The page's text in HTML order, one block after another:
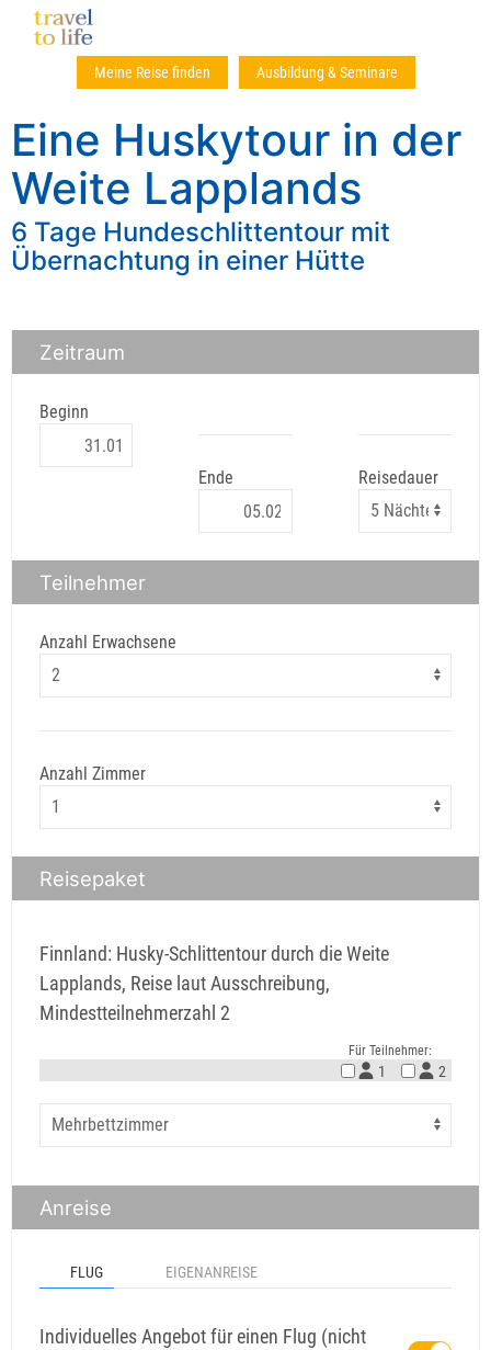
Meine Reise finden Ausbildung & Seminare
Eine Huskytour in der
Weite Lapplands
6 Tage Hundeschlittentour mit
Übernachtung in einer Hütte
Zeitraum
Beginn
Ende Reisedauer
Teilnehmer
Anzahl Erwachsene
Anzahl Zimmer
Reisepaket
Finnland: Husky-Schlittentour durch die Weite
Lapplands, Reise laut Ausschreibung,
Mindestteilnehmerzahl 2
Für Teilnehmer:
1 2
Anreise
FLUG EIGENANREISE
Individuelles Angebot für einen Flug (nicht